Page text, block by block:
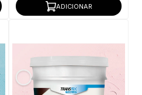
ADICIONAR